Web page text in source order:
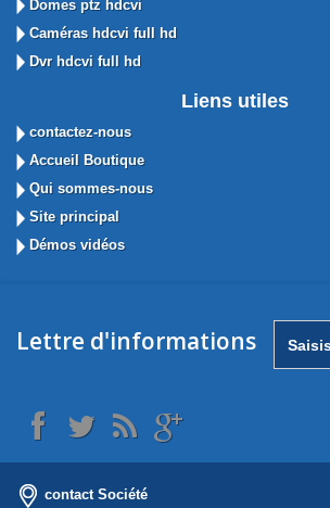
Domes ptz hdcvi
Caméras hdcvi full hd
Dvr hdcvi full hd
Liens utiles
contactez-nous
Accueil Boutique
Qui sommes-nous
Site principal
Démos vidéos
Lettre d'informations
contact Société